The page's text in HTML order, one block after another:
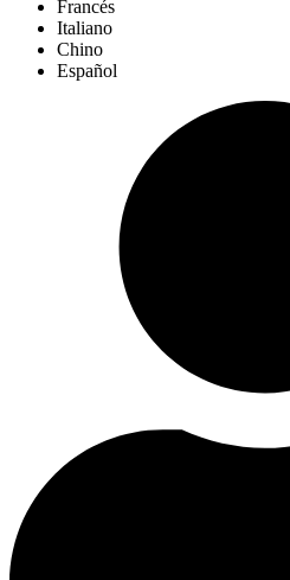
Francés
Italiano
Chino
Español